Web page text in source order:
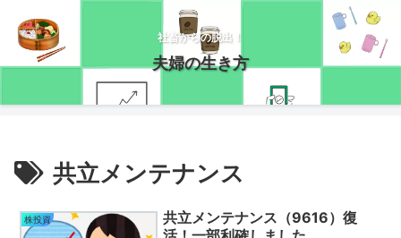
社畜からの脱出！
夫婦の生き方
共立メンテナンス
株投資
共立メンテナンス（9616）復